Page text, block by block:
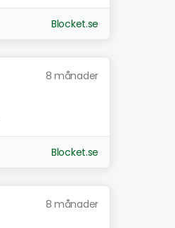
Blocket.se
8 månader
Blocket.se
8 månader